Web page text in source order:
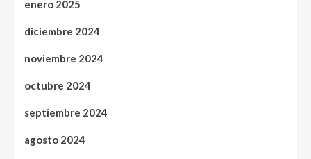
enero 2025
diciembre 2024
noviembre 2024
octubre 2024
septiembre 2024
agosto 2024